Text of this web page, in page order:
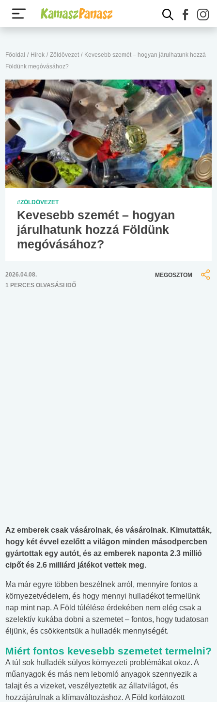
Főoldal / Hírek / Zöldövezet / Kevesebb szemét – hogyan járulhatunk hozzá
Földünk megóvásához?
#ZÖLDÖVEZET
Kevesebb szemét – hogyan
járulhatunk hozzá Földünk
megóvásához?
2026.04.08.
1 PERCES OLVASÁSI IDŐ
MEGOSZTOM
Az emberek csak vásárolnak, és vásárolnak. Kimutatták,
hogy két évvel ezelőtt a világon minden másodpercben
gyártottak egy autót, és az emberek naponta 2.3 millió
cipőt és 2.6 milliárd játékot vettek meg.
Ma már egyre többen beszélnek arról, mennyire fontos a
környezetvédelem, és hogy mennyi hulladékot termelünk
nap mint nap. A Föld túlélése érdekében nem elég csak a
szelektív kukába dobni a szemetet – fontos, hogy tudatosan
éljünk, és csökkentsük a hulladék mennyiségét.
Miért fontos kevesebb szemetet termelni?
A túl sok hulladék súlyos környezeti problémákat okoz. A
műanyagok és más nem lebomló anyagok szennyezik a
talajt és a vizeket, veszélyeztetik az állatvilágot, és
hozzájárulnak a klímaváltozáshoz. A Föld korlátozott